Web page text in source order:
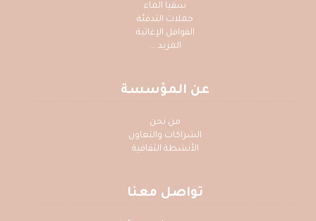
سقيا الماء
حملات التدفئة
القوافل الإغاثية
المزيد ...
عن المؤسسة
من نحن
الشراكات والتعاون
الأنشطة الثقافية
تواصل معنا